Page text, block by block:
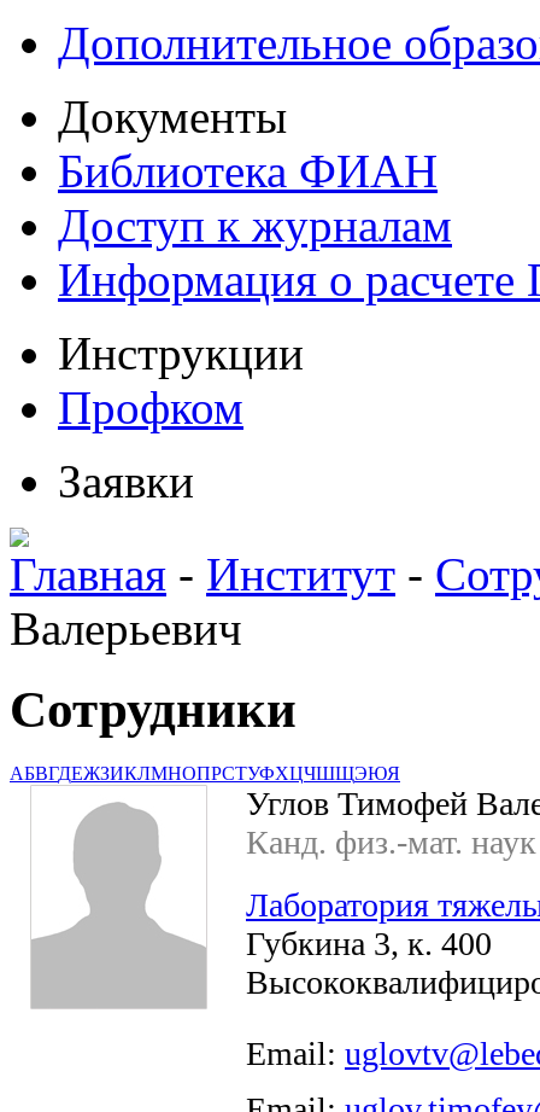
Дополнительное
Документы
Библиотека ФИАН
Доступ к журналам
Информация о
Инструкции
Профком
Заявки
Главная - Институт -
Валерьевич
Сотрудники
АБВГДЕЖЗИКЛМНОПРСТУФХЦЧШЩЭЮЯ
Углов Тимофей
Канд. физ.-мат. наук
Лаборатория
Губкина 3, к. 400
Email: